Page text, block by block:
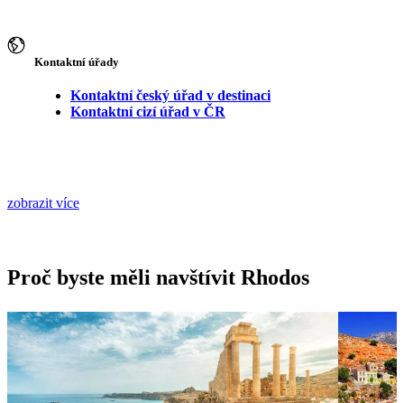
Kontaktní úřady
Kontaktní český úřad v destinaci
Kontaktní cizí úřad v ČR
zobrazit více
Proč byste měli navštívit Rhodos